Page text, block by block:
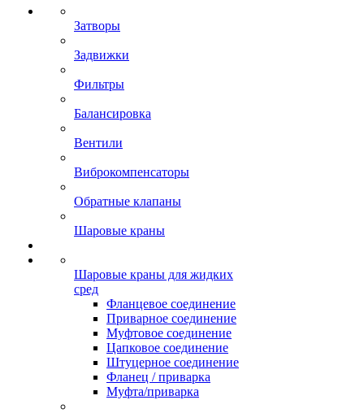
Затворы
Задвижки
Фильтры
Балансировка
Вентили
Виброкомпенсаторы
Обратные клапаны
Шаровые краны
Шаровые краны для жидких
сред
Фланцевое соединение
Приварное соединение
Муфтовое соединение
Цапковое соединение
Штуцерное соединение
Фланец / приварка
Муфта/приварка